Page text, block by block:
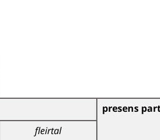
presens
fleirtal